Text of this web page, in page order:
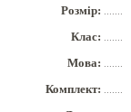
Розмір:
Клас:
Мова:
Комплект: